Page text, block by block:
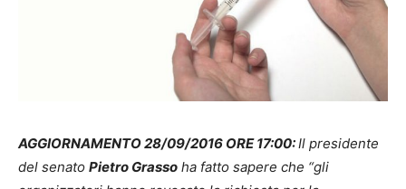
AGGIORNAMENTO 28/09/2016 ORE 17:00:Il presidente
del senato Pietro Grasso ha fatto sapere che “gli